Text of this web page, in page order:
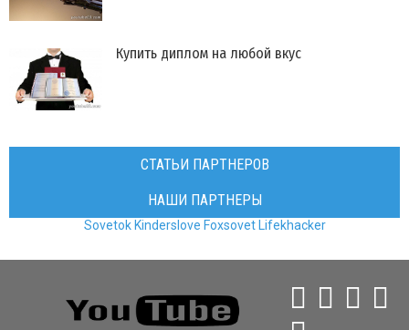
Купить диплом на любой вкус
СТАТЬИ ПАРТНЕРОВ
НАШИ ПАРТНЕРЫ
Sovetok Kinderslove Foxsovet Lifekhacker